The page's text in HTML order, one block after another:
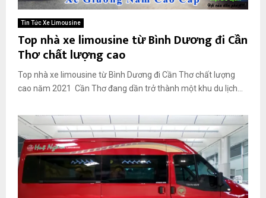
Tin Tức Xe Limousine
Top nhà xe limousine từ Bình Dương đi Cần
Thơ chất lượng cao
Top nhà xe limousine từ Bình Dương đi Cần Thơ chất lượng
cao năm 2021 Cần Thơ đang dần trở thành một khu du lịch...